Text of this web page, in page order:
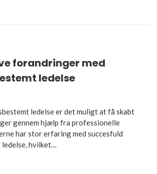
forandringer med
ledelse
ledelse er det muligt at få skabt
gennem hjælp fra professionelle
har stor erfaring med succesfuld
hvilket…